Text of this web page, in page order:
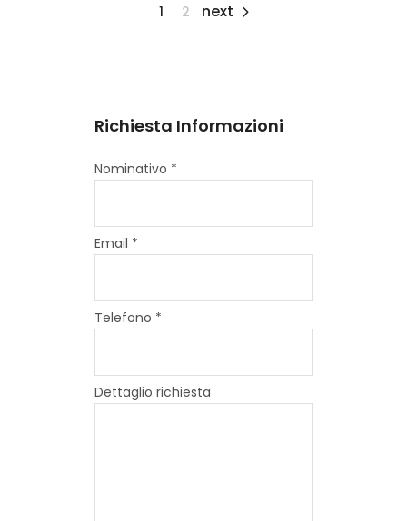
1 2 next
Richiesta Informazioni
Nominativo *
Email *
Telefono *
Dettaglio richiesta